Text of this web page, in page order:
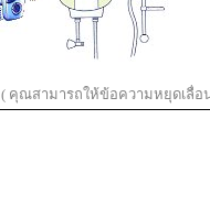
( คุณสามารถให้ข้อความหยุดเลื่อ